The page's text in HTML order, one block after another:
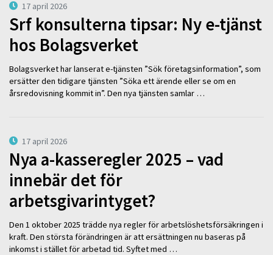
17 april 2026
Srf konsulterna tipsar: Ny e-tjänst
hos Bolagsverket
Bolagsverket har lanserat e-tjänsten ”Sök företagsinformation”, som
ersätter den tidigare tjänsten ”Söka ett ärende eller se om en
årsredovisning kommit in”. Den nya tjänsten samlar …
17 april 2026
Nya a-kasseregler 2025 – vad
innebär det för
arbetsgivarintyget?
Den 1 oktober 2025 trädde nya regler för arbetslöshetsförsäkringen i
kraft. Den största förändringen är att ersättningen nu baseras på
inkomst i stället för arbetad tid. Syftet med …